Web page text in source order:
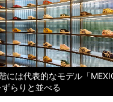
には代表的なモデル「
ずらりと並べる